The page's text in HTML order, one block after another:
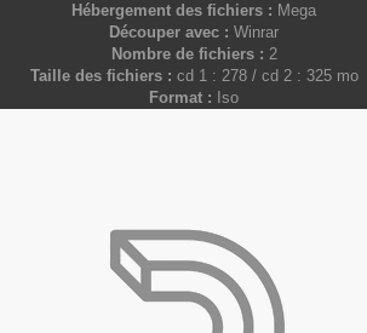
Hébergement des fichiers : Mega
Découper avec : Winrar
Nombre de fichiers : 2
Taille des fichiers : cd 1 : 278 / cd 2 : 325 mo
Format : Iso